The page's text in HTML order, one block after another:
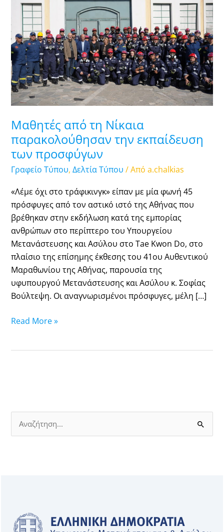
Μαθητές από τη Νίκαια
παρακολούθησαν την εκπαίδευση
των προσφύγων
Γραφείο Τύπου, Δελτία Τύπου / Από a.chalkias
«Λέμε όχι στο τράφικινγκ» είπαν με μία φωνή 45
πρόσφυγες από τον αστικό ιστό της Αθήνας που
βρέθηκαν στην εκδήλωση κατά της εμπορίας
ανθρώπων στο περίπτερο του Υπουργείου
Μετανάστευσης και Ασύλου στο Τae Kwon Do, στο
πλαίσιο της επίσημης έκθεσης του 41ου Αυθεντικού
Μαραθωνίου της Αθήνας, παρουσία της
υφυπουργού Μετανάστευσης και Ασύλου κ. Σοφίας
Βούλτεψη. Οι αναγνωρισμένοι πρόσφυγες, μέλη […]
Νίκαια
παρακολούθησαν
την
εκπαίδευση
των
προσφύγων
Read More »
σ